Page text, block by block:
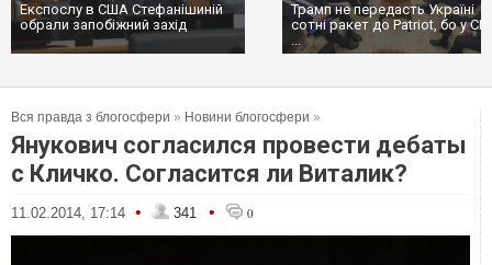
Експослу в США Стефанішиній
обрали запобіжний захід
Трамп не передасть Україні
сотні ракет до Patriot, бо у
...
Вся правда з блогосфери » Новини блогосфери »
Янукович согласился провести дебаты
с Кличко. Согласится ли Виталик?
11.02.2014, 17:14 • 341 • 0